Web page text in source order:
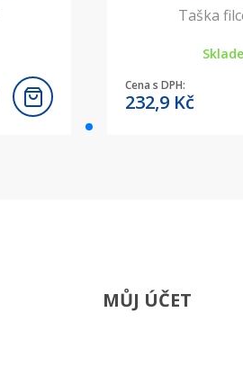
Taška
Cena s DPH:
232,9 Kč
MŮJ ÚČET